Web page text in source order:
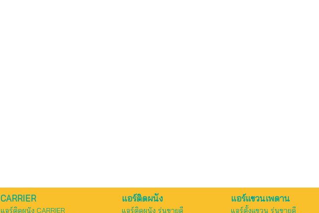
CARRIER
แอร์ติดผนัง CARRIER
แอร์ติดผนัง
แอร์ติดผนัง รุ่นขายดี
แอร์แขวนเพดาน
แอร์ตั้งแขวน รุ่นขายดี